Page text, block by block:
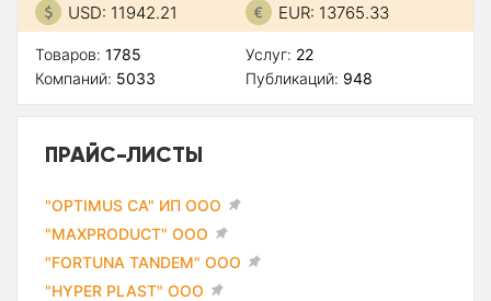
USD: 11942.21 EUR: 13765.33
Товаров: 1785
Компаний: 5033
Услуг: 22
Публикаций: 948
ПРАЙС-ЛИСТЫ
"OPTIMUS CA" ИП ООО
"MAXPRODUCT" ООО
"FORTUNA TANDEM" ООО
"HYPER PLAST" ООО